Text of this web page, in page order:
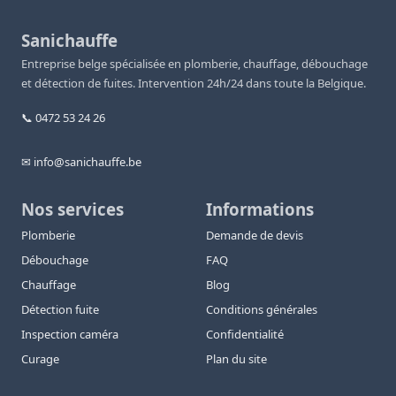
Sanichauffe
Entreprise belge spécialisée en plomberie, chauffage, débouchage
et détection de fuites. Intervention 24h/24 dans toute la Belgique.
📞 0472 53 24 26
✉ info@sanichauffe.be
Nos services
Plomberie
Débouchage
Chauffage
Détection fuite
Inspection caméra
Curage
Informations
Demande de devis
FAQ
Blog
Conditions générales
Confidentialité
Plan du site